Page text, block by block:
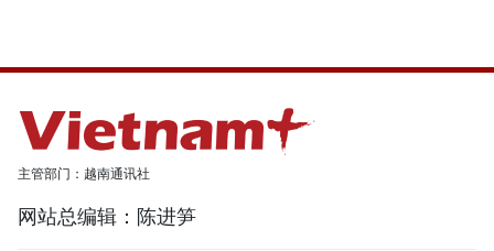
主管部门：越南通讯社
网站总编辑：陈进笋